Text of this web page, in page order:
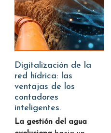
Digitalización de la
red hídrica: las
ventajas de los
contadores
inteligentes.
La gestión del agua